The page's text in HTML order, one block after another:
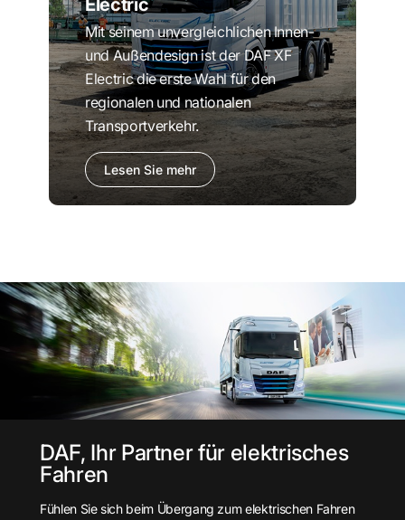
Electric
Mit seinem unvergleichlichen Innen-
und Außendesign ist der DAF XF
Electric die erste Wahl für den
regionalen und nationalen
Transportverkehr.
Lesen Sie mehr
DAF, Ihr Partner für elektrisches
Fahren
Fühlen Sie sich beim Übergang zum elektrischen Fahren